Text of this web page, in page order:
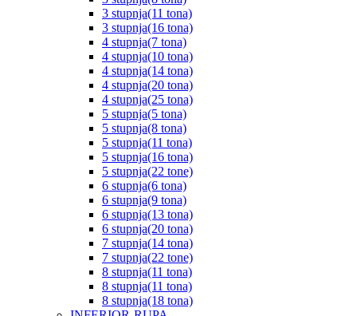
3 stupnja(11 tona)
3 stupnja(16 tona)
4 stupnja(7 tona)
4 stupnja(10 tona)
4 stupnja(14 tona)
4 stupnja(20 tona)
4 stupnja(25 tona)
5 stupnja(5 tona)
5 stupnja(8 tona)
5 stupnja(11 tona)
5 stupnja(16 tona)
5 stupnja(22 tone)
6 stupnja(6 tona)
6 stupnja(9 tona)
6 stupnja(13 tona)
6 stupnja(20 tona)
7 stupnja(14 tona)
7 stupnja(22 tone)
8 stupnja(11 tona)
8 stupnja(11 tona)
8 stupnja(18 tona)